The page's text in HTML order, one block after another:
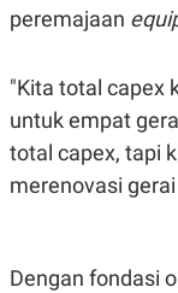
E
P
E
R
A
E
R
T
S
N
M
peremajaan
"Kita total capex
untuk empat
total capex, tapi
merenovasi
Dengan fondasi